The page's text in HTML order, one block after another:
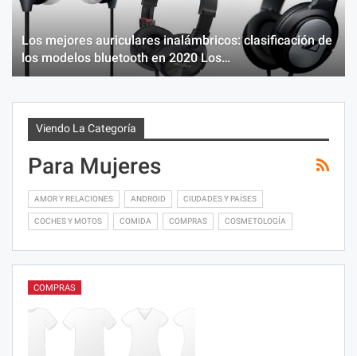
Los mejores auriculares inalámbricos: clasificación de
los modelos bluetooth en 2020 Los…
Viendo La Categoría
Para Mujeres
AMOR Y RELACIONES ANDROID CIUDADES Y PAÍSES
COCHES Y MOTOS COMIDA COMPRAS COSMETOLOGÍA
COMPRAS